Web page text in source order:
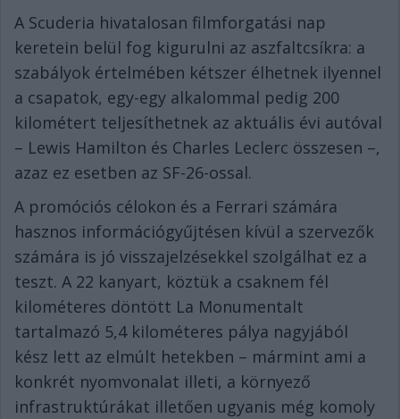
A Scuderia hivatalosan filmforgatási nap
keretein belül fog kigurulni az aszfaltcsíkra: a
szabályok értelmében kétszer élhetnek ilyennel
a csapatok, egy-egy alkalommal pedig 200
kilométert teljesíthetnek az aktuális évi autóval
– Lewis Hamilton és Charles Leclerc összesen –,
azaz ez esetben az SF-26-ossal.
A promóciós célokon és a Ferrari számára
hasznos információgyűjtésen kívül a szervezők
számára is jó visszajelzésekkel szolgálhat ez a
teszt. A 22 kanyart, köztük a csaknem fél
kilométeres döntött La Monumentalt
tartalmazó 5,4 kilométeres pálya nagyjából
kész lett az elmúlt hetekben – mármint ami a
konkrét nyomvonalat illeti, a környező
infrastruktúrákat illetően ugyanis még komoly